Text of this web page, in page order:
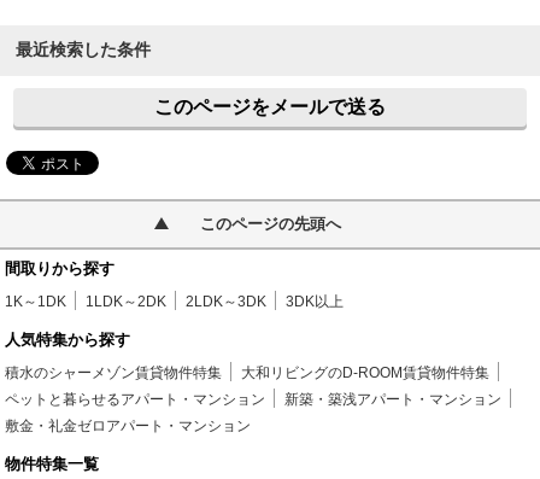
最近検索した条件
このページをメールで送る
このページの先頭へ
間取りから探す
1K～1DK 1LDK～2DK 2LDK～3DK 3DK以上
人気特集から探す
積水のシャーメゾン賃貸物件特集
大和リビングのD-ROOM賃貸物件特集
ペットと暮らせるアパート・マンション
新築・築浅アパート・マンション
敷金・礼金ゼロアパート・マンション
物件特集一覧